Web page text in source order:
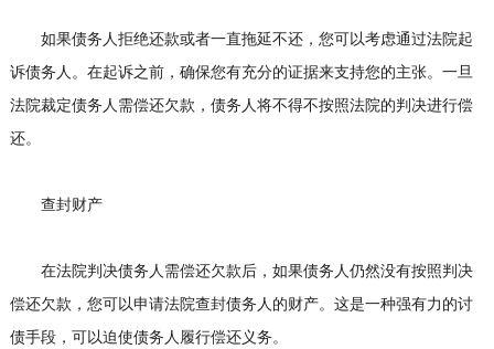
如果债务人拒绝还款或者一直拖延不还，您可以考虑通过法院起
诉债务人。在起诉之前，确保您有充分的证据来支持您的主张。一旦
法院裁定债务人需偿还欠款，债务人将不得不按照法院的判决进行偿
还。
查封财产
在法院判决债务人需偿还欠款后，如果债务人仍然没有按照判决
偿还欠款，您可以申请法院查封债务人的财产。这是一种强有力的讨
债手段，可以迫使债务人履行偿还义务。